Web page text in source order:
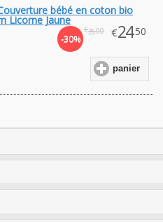
bébé en coton bio
Licorne Jaune
-30%
€35.00 €24.50
panier